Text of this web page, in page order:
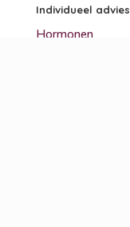
Individueel advies
Hormonen